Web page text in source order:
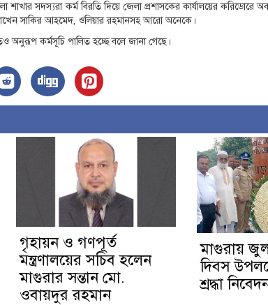
শাখার সদস্যরা কর্ম বিরতি দিয়ে জেলা প্রশাসকের কার্যালয়ের করিডোরে
রাখেন সাকির আহমেদ, ওলিয়ার রহমানসহ আরো অনেকে।
অনুরূপ কর্মসূচি পালিত হচ্ছে বলে জানা গেছে।
গৃহায়ন ও গণপূর্ত
মন্ত্রণালয়ের সচিব হলেন
মাগুরার সন্তান মো.
ওবায়দুর রহমান
মাগুরায়
দিবস
শ্রদ্ধা